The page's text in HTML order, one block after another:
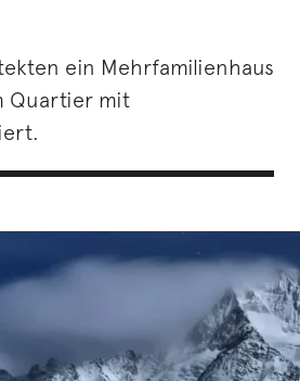
ein Mehrfamilienhaus
Quartier mit